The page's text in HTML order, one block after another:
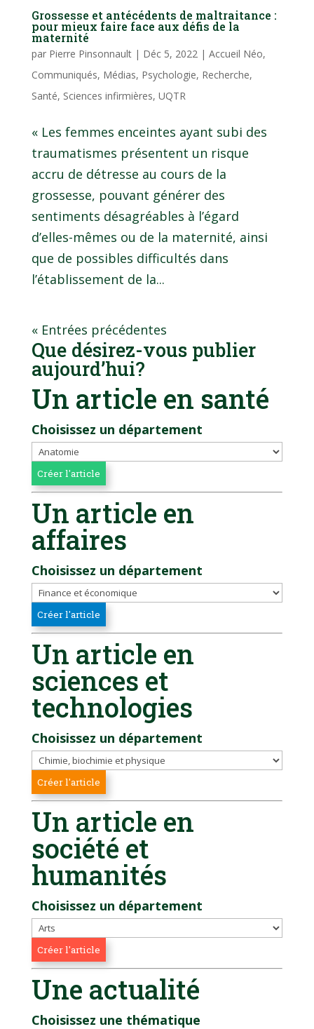
Grossesse et antécédents de maltraitance :
pour mieux faire face aux défis de la
maternité
par Pierre Pinsonnault| Déc 5, 2022 | Accueil Néo,
Communiqués, Médias, Psychologie, Recherche,
Santé, Sciences infirmières, UQTR
« Les femmes enceintes ayant subi des
traumatismes présentent un risque
accru de détresse au cours de la
grossesse, pouvant générer des
sentiments désagréables à l’égard
d’elles-mêmes ou de la maternité, ainsi
que de possibles difficultés dans
l’établissement de la...
« Entrées précédentes
Que désirez-vous publier
aujourd’hui?
Un article en santé
Choisissez un département
Un article en
affaires
Choisissez un département
Un article en
sciences et
technologies
Choisissez un département
Un article en
société et
humanités
Choisissez un département
Une actualité
Choisissez une thématique